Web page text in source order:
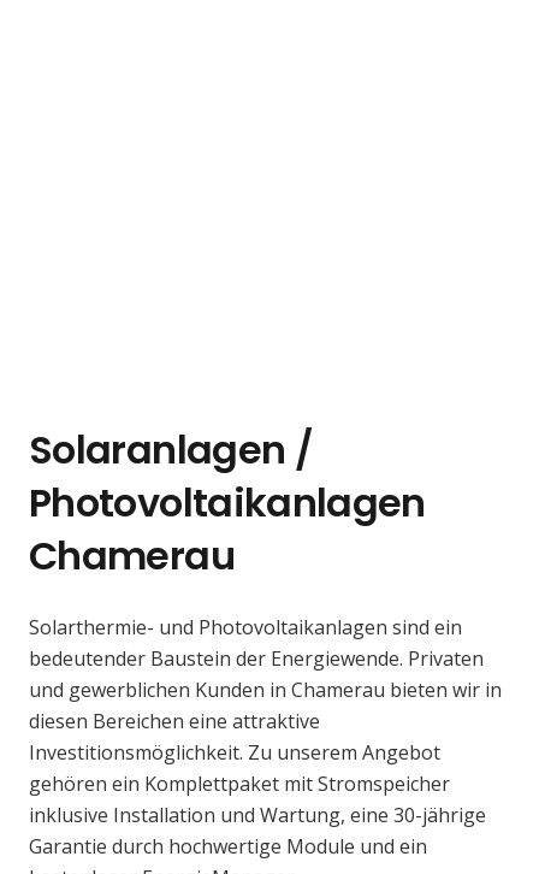
Solaranlagen /
Photovoltaikanlagen
Chamerau
Solarthermie- und Photovoltaikanlagen sind ein
bedeutender Baustein der Energiewende. Privaten
und gewerblichen Kunden in Chamerau bieten wir in
diesen Bereichen eine attraktive
Investitionsmöglichkeit. Zu unserem Angebot
gehören ein Komplettpaket mit Stromspeicher
inklusive Installation und Wartung, eine 30-jährige
Garantie durch hochwertige Module und ein